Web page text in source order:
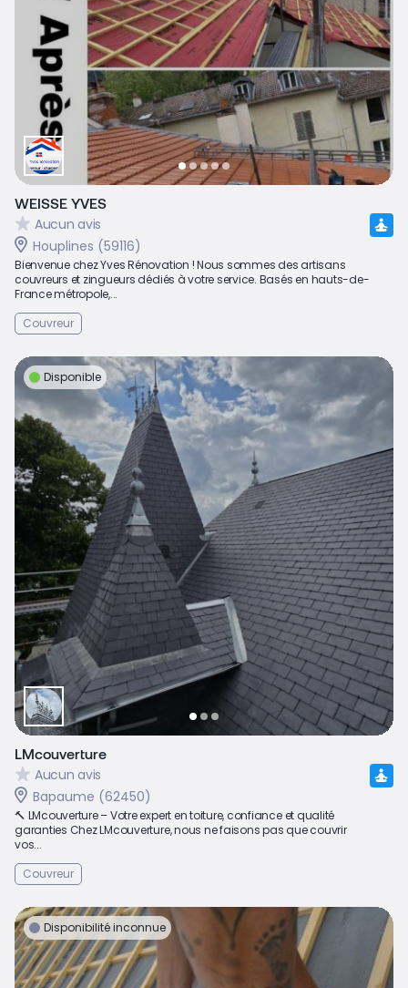
WEISSE YVES
Aucun avis
Houplines (59116)
Bienvenue chez Yves Rénovation ! Nous sommes des artisans
couvreurs et zingueurs dédiés à votre service. Basés en hauts-de-
France métropole,...
Couvreur
Disponible
LMcouverture
Aucun avis
Bapaume (62450)
🔨 LMcouverture – Votre expert en toiture, confiance et qualité
garanties Chez LMcouverture, nous ne faisons pas que couvrir
vos...
Couvreur
Disponibilité inconnue